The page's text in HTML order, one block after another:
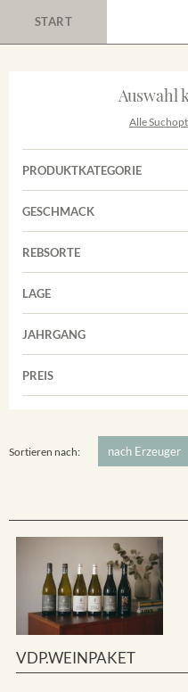
START
Auswahl
Alle
PRODUKTKATEGORIE
Cuvées
Rosé
Sekt
GESCHMACK
Trocken
REBSORTE
Auxerrois
Cuvée
Grauburgunder
LAGE
Achkarrer Schlossberg
Merdinger Bühl
Vorderer Winklerberg
JAHRGANG
PREIS
Sortieren nach:
VDP.WEINPAKET